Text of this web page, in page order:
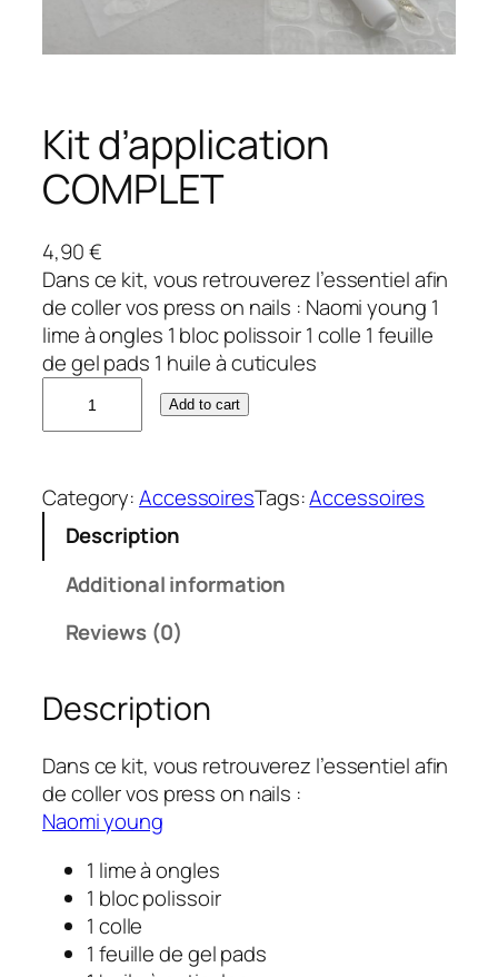
Kit d’application
COMPLET
4,90€
Dans ce kit, vous retrouverez l’essentiel afin
de coller vos press on nails : Naomi young 1
lime à ongles 1 bloc polissoir 1 colle 1 feuille
de gel pads 1 huile à cuticules
Add to cart
Category:AccessoiresTags:Accessoires
Description
Additional information
Reviews (0)
Description
Dans ce kit, vous retrouverez l’essentiel afin
de coller vos press on nails :
Naomi young
1 lime à ongles
1 bloc polissoir
1 colle
1 feuille de gel pads